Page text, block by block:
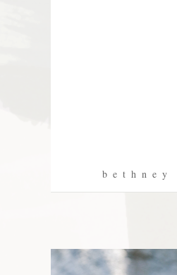
b e t h n e y